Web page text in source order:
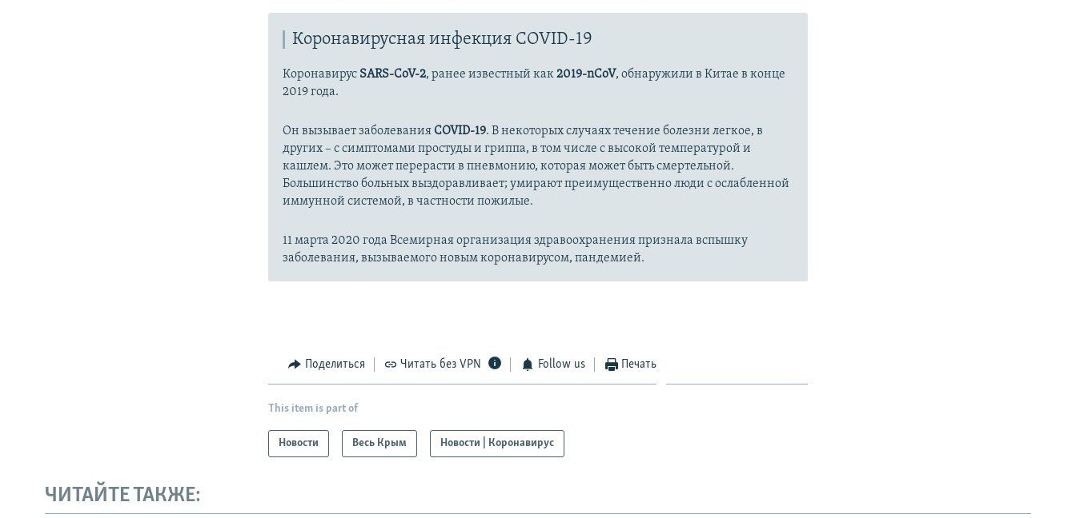
Коронавирусная инфекция COVID-19
Коронавирус SARS-CoV-2, ранее известный как2019-nCoV, обнаружили в Китае в конце
2019 года.
Он вызывает заболеванияCOVID-19. В некоторых случаях течение болезни легкое, в
других – с симптомами простуды и гриппа, в том числе с высокой температурой и
кашлем. Это может перерасти в пневмонию, которая может быть смертельной.
Большинство больных выздоравливает; умирают преимущественно люди с ослабленной
иммунной системой, в частности пожилые.
11 марта 2020 года Всемирная организация здравоохранения признала вспышку
заболевания, вызываемого новым коронавирусом, пандемией.
Поделиться Читать без VPN Follow us Печать
This item is part of
Новости Весь Крым Новости | Коронавирус
ЧИТАЙТЕ ТАКЖЕ: